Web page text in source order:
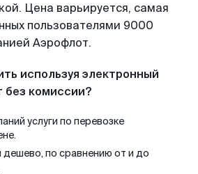
Цена варьируется, самая
пользователями 9000
Аэрофлот.
используя электронный
без комиссии?
услуги по перевозке
дешево, по сравнению от и до